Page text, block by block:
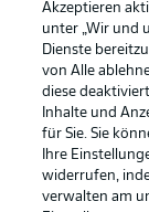
Rechtliche
Datenschutz
Broadcaster
Jobs
Partner
Akzeptieren
unter „Wir und
Dienste
von Alle
diese
Inhalte und
für Sie. Sie
Ihre
widerrufen,
verwalten am